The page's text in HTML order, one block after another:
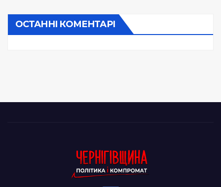
ОСТАННІ КОМЕНТАРІ